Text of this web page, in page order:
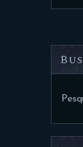
por: